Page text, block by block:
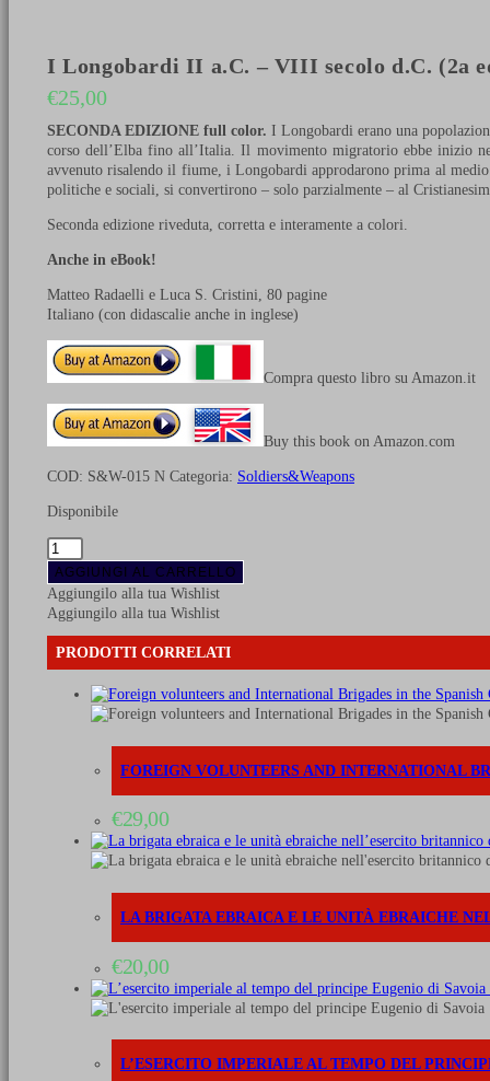
I Longobardi II a.C. – VIII secolo d.C. (2a
€25,00
SECONDA EDIZIONE full color. I Longobardi erano una
corso dell’Elba fino all’Italia. Il movimento migratorio ebbe inizio
avvenuto risalendo il fiume, i Longobardi approdarono prima al
politiche e sociali, si convertirono – solo parzialmente – al
Seconda edizione riveduta, corretta e interamente a colori.
Anche in eBook!
Matteo Radaelli e Luca S. Cristini, 80 pagine
Italiano (con didascalie anche in inglese)
Compra questo libro su Amazon.it
Buy this book on Amazon.com
COD: S&W-015 N Categoria: Soldiers&Weapons
Disponibile
I
Longobardi
II
a.C.
-
VIII
secolo
edizione
AGGIUNGI AL CARRELLO
Aggiungilo alla tua Wishlist
Aggiungilo alla tua Wishlist
PRODOTTI CORRELATI
FOREIGN VOLUNTEERS AND INTERNATIONAL
€29,00
LA BRIGATA EBRAICA E LE UNITÀ EBRAICHE
€20,00
L’ESERCITO IMPERIALE AL TEMPO DEL